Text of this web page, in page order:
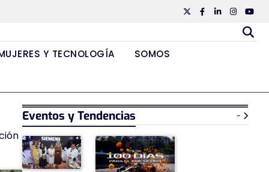
TwiiterFacebook
Linkedin
Y TECNOLOGÍA SOMOS
Eventos y Tendencias -